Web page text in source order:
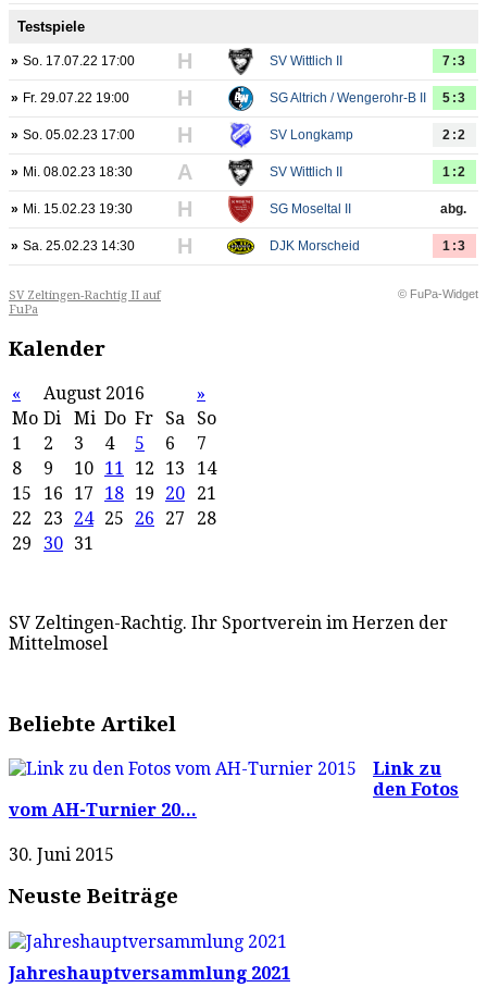
Testspiele
» So. 17.07.22 17:00 H SV Wittlich II 7:3
» Fr. 29.07.22 19:00 H SG Altrich / Wengerohr-B II 5:3
» So. 05.02.23 17:00 H SV Longkamp 2:2
» Mi. 08.02.23 18:30 A SV Wittlich II 1:2
» Mi. 15.02.23 19:30 H SG Moseltal II abg.
» Sa. 25.02.23 14:30 H DJK Morscheid 1:3
© FuPa-Widget
SV Zeltingen-Rachtig II auf
FuPa
Kalender
« August 2016
»
Mo Di Mi Do Fr Sa
So
1
2 3 4 5 6
7
8
9 10 11 12 13
14
15
16 17 18 19 20
21
22
23 24 25 26 27
28
29
30 31
SV Zeltingen-Rachtig. Ihr Sportverein im Herzen der
Mittelmosel
Beliebte Artikel
Link zu
den Fotos
vom AH-Turnier 20...
30. Juni 2015
Neuste Beiträge
Jahreshauptversammlung 2021